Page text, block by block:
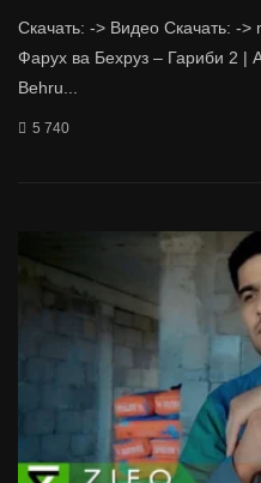
Скачать: -> Видео Скачать: -
Фарух ва Бехруз – Гариби 2 |
Behru...
5 740